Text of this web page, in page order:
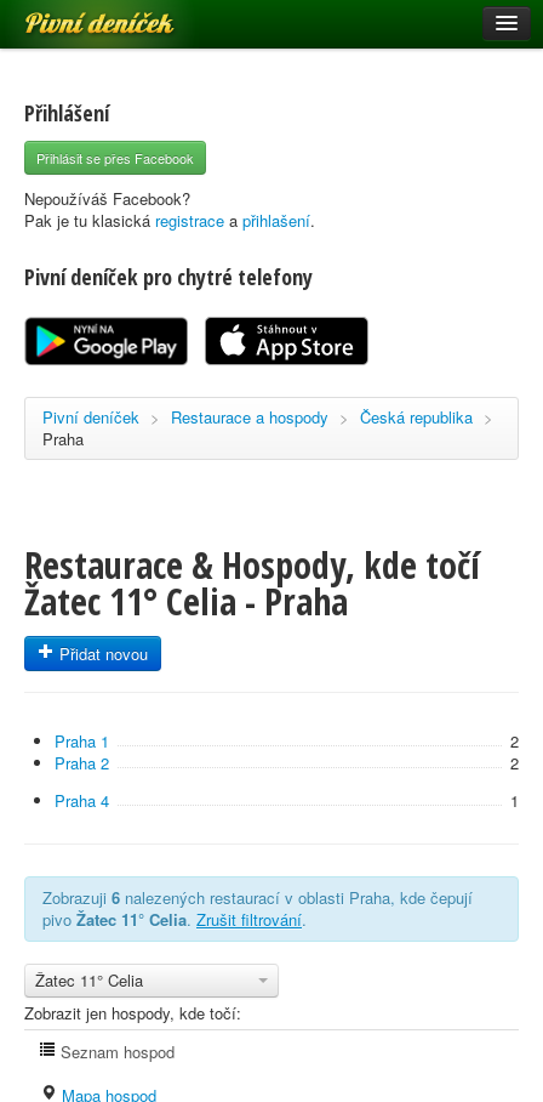
Pivní deníček
Pivní mapa
Pivní značky
Nápověda
Registrace
Přihlášení
Přihlásit se přes Facebook
Nepoužíváš Facebook?
Pak je tu klasická registrace a přihlašení.
Pivní deníček pro chytré telefony
Pivní deníček > Restaurace a hospody > Česká republika >
Praha
Restaurace & Hospody, kde točí
Žatec 11° Celia - Praha
Přidat novou
Praha 1
2
Praha 2
2
Praha 4
1
Zobrazuji 6 nalezených restaurací v oblasti Praha, kde čepují
pivo Žatec 11° Celia. Zrušit filtrování.
Žatec 11° Celia
Zobrazit jen hospody, kde točí:
Seznam hospod
Mapa hospod